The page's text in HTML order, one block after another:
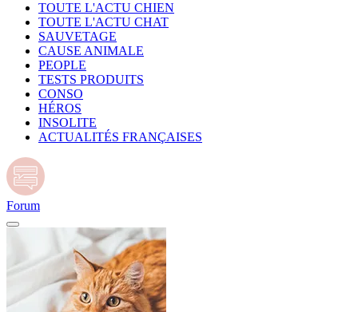
TOUTE L'ACTU CHIEN
TOUTE L'ACTU CHAT
SAUVETAGE
CAUSE ANIMALE
PEOPLE
TESTS PRODUITS
CONSO
HÉROS
INSOLITE
ACTUALITÉS FRANÇAISES
Forum